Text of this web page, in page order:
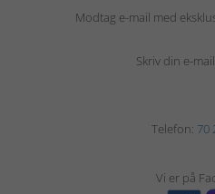
Modtag e-mail med
Skriv din e-
Telefon: 70
Vi er på